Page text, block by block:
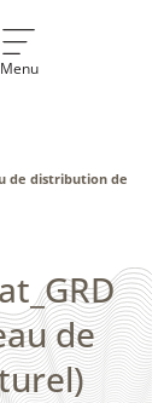
Menu
de distribution de
de